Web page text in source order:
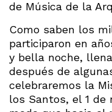
de Música de la
Como saben los
participaron en
y bella noche,
después de
celebraremos la
los Santos, el 1 de